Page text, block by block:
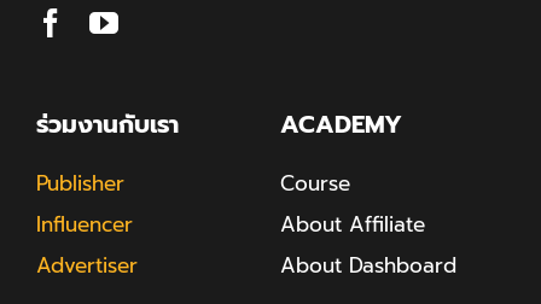
ร่วมงานกับเรา
Publisher
Influencer
Advertiser
ACADEMY
Course
About Affiliate
About Dashboard